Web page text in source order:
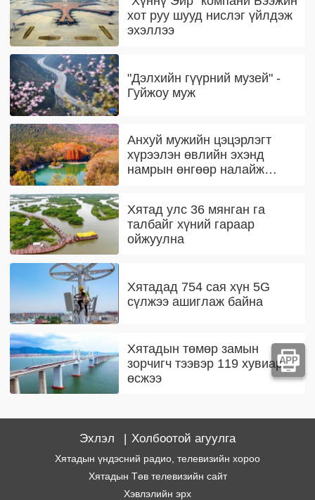
хот руу шууд нислэг үйлдэж
эхэллээ
"Дэлхийн гүүрний музей" -
Гуйжоу муж
Анхуй мужийн цэцэрлэгт
хүрээлэн өвлийн эхэнд
намрын өнгөөр налайж
Хятад улс 36 мянган га
талбайг хүний гараар
ойжуулна
Хятадад 754 сая хүн 5G
сүлжээ ашиглаж байна
Хятадын төмөр замын
зорчигч тээвэр 119 хувиар
өсжээ
Эхлэл | Холбоотой агуулга
Хятадын үндэсний радио, телевизийн хороо
Хятадын Төв телевизийн сайт
Хэвлэлийн эрх